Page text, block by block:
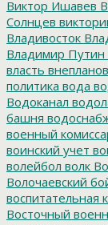
Виктор Ишавев
Солнцев
Владивосток
Владимир Путин
власть
политика вода
Водоканал
башня
военный
воинский учет
волейбол волк
Волочаевский
воспитательная
Восточный